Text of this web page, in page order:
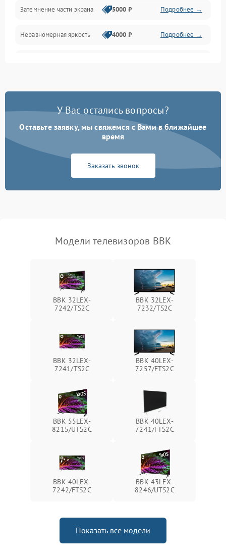
Механические повреждения
Программное обеспечение
Сеть и подключения
Аудио
Сетевая
Затемнение части экрана 5000 ₽ Подробнее →
Неравномерная яркость 4000 ₽ Подробнее →
У Вас остались вопросы?
Оставьте заявку, мы свяжемся с Вами в ближайшее
время
Заказать звонок
Модели телевизоров BBK
BBK 32LEX-
7242/TS2C
BBK 32LEX-
7232/TS2C
BBK 32LEX-
7241/TS2C
BBK 40LEX-
7257/FTS2C
BBK 55LEX-
8215/UTS2C
BBK 40LEX-
7241/FTS2C
BBK 40LEX-
7242/FTS2C
BBK 43LEX-
8246/UTS2C
Показать все модели